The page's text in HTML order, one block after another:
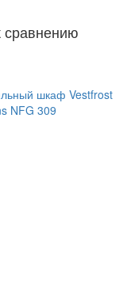
сравнению
шкаф Vestfrost
NFG 309